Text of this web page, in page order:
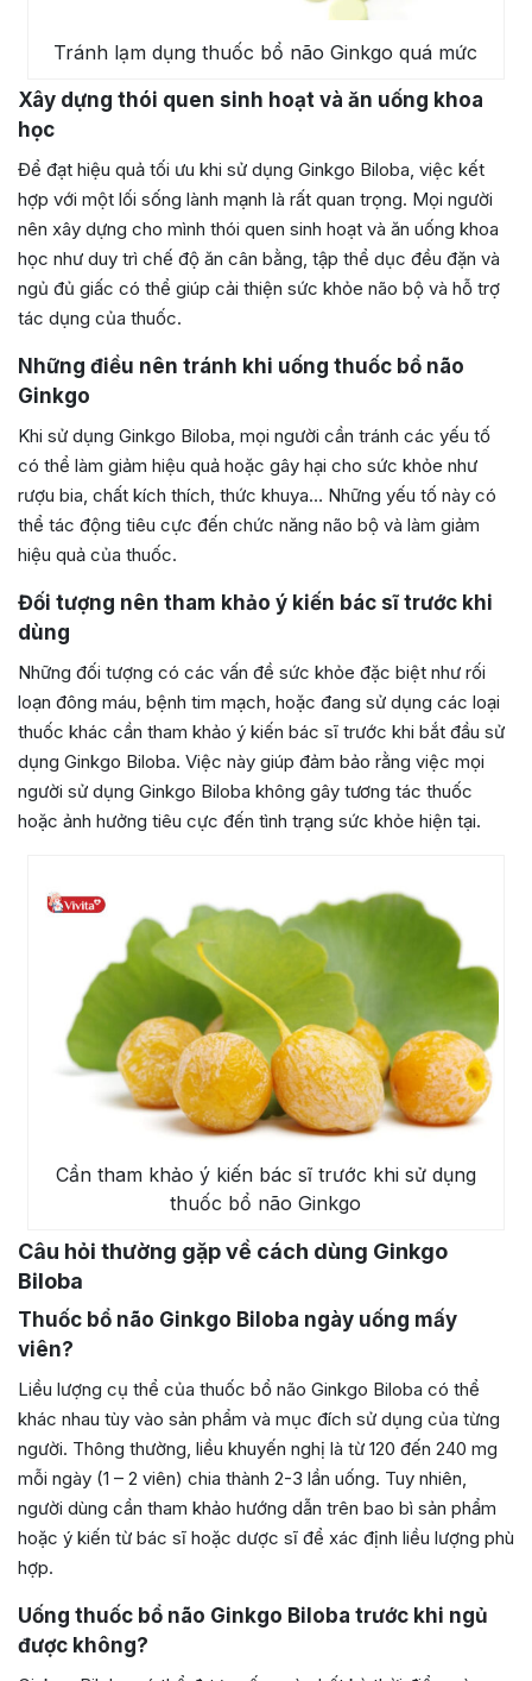
Tránh lạm dụng thuốc bổ não Ginkgo quá mức
Xây dựng thói quen sinh hoạt và ăn uống khoa
học
Để đạt hiệu quả tối ưu khi sử dụng Ginkgo Biloba, việc kết
hợp với một lối sống lành mạnh là rất quan trọng. Mọi người
nên xây dựng cho mình thói quen sinh hoạt và ăn uống khoa
học như duy trì chế độ ăn cân bằng, tập thể dục đều đặn và
ngủ đủ giấc có thể giúp cải thiện sức khỏe não bộ và hỗ trợ
tác dụng của thuốc.
Những điều nên tránh khi uống thuốc bổ não
Ginkgo
Khi sử dụng Ginkgo Biloba, mọi người cần tránh các yếu tố
có thể làm giảm hiệu quả hoặc gây hại cho sức khỏe như
rượu bia, chất kích thích, thức khuya… Những yếu tố này có
thể tác động tiêu cực đến chức năng não bộ và làm giảm
hiệu quả của thuốc.
Đối tượng nên tham khảo ý kiến bác sĩ trước khi
dùng
Những đối tượng có các vấn đề sức khỏe đặc biệt như rối
loạn đông máu, bệnh tim mạch, hoặc đang sử dụng các loại
thuốc khác cần tham khảo ý kiến bác sĩ trước khi bắt đầu sử
dụng Ginkgo Biloba. Việc này giúp đảm bảo rằng việc mọi
người sử dụng Ginkgo Biloba không gây tương tác thuốc
hoặc ảnh hưởng tiêu cực đến tình trạng sức khỏe hiện tại.
Cần tham khảo ý kiến bác sĩ trước khi sử dụng
thuốc bổ não Ginkgo
Câu hỏi thường gặp về cách dùng Ginkgo
Biloba
Thuốc bổ não Ginkgo Biloba ngày uống mấy
viên?
Liều lượng cụ thể của thuốc bổ não Ginkgo Biloba có thể
khác nhau tùy vào sản phẩm và mục đích sử dụng của từng
người. Thông thường, liều khuyến nghị là từ 120 đến 240 mg
mỗi ngày (1 – 2 viên) chia thành 2-3 lần uống. Tuy nhiên,
người dùng cần tham khảo hướng dẫn trên bao bì sản phẩm
hoặc ý kiến từ bác sĩ hoặc dược sĩ để xác định liều lượng phù
hợp.
Uống thuốc bổ não Ginkgo Biloba trước khi ngủ
được không?